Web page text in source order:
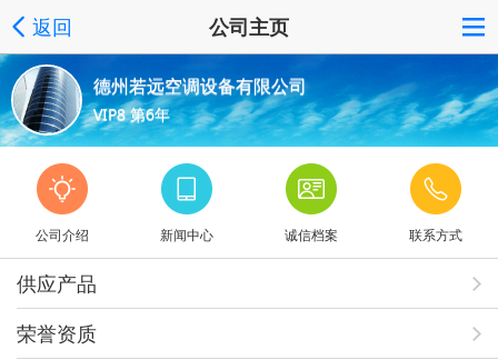
返回 公司主页
德州若远空调设备有限公司
VIP8 第6年
公司介绍 新闻中心 诚信档案 联系方式
供应产品
荣誉资质